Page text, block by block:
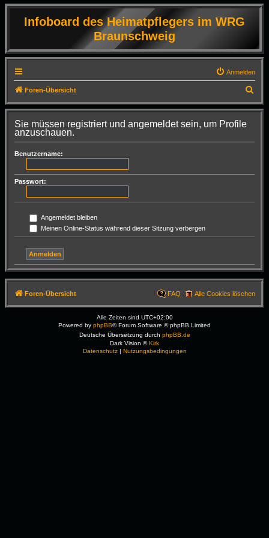
Infoboard des Heimatpflegers im WRG
Braunschweig
Anmelden
Foren-Übersicht
u
Sie müssen registriert und angemeldet sein, um Profile
anzuschauen.
Benutzername:
Passwort:
Angemeldet bleiben
Meinen Online-Status während dieser Sitzung verbergen
Foren-Übersicht Alle Cookies löschen
FAQ
Alle Zeiten sind UTC+02:00
Powered by phpBB® Forum Software © phpBB Limited
Deutsche Übersetzung durch phpBB.de
Dark Vision ©Kirk
Datenschutz| Nutzungsbedingungen